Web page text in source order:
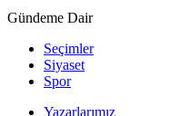
Gündeme Dair
Seçimler
Siyaset
Spor
Yazarlarımız